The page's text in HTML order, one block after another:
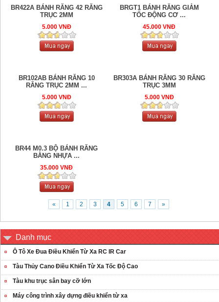
BR422A BÁNH RĂNG 42 RĂNG
TRỤC 2MM
5.000 VNĐ
BRGT1 BÁNH RĂNG GIẢM
TỐC ĐỘNG CƠ ...
45.000 VNĐ
BR102AB BÁNH RĂNG 10
RĂNG TRỤC 2MM ...
5.000 VNĐ
BR303A BÁNH RĂNG 30 RĂNG
TRỤC 3MM
5.000 VNĐ
BR44 M0.3 BỘ BÁNH RĂNG
BẰNG NHỰA ...
35.000 VNĐ
« 1 2 3 4 5 6 7 »
Danh mục
Ô Tô Xe Đua Điều Khiển Từ Xa RC IR Car
Tàu Thủy Cano Điều Khiển Từ Xa Tốc Độ Cao
Tàu khu trục sân bay cỡ lớn
Máy công trình xây dựng điều khiển từ xa